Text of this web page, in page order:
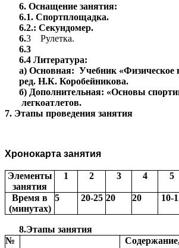
6. Оснащение занятия:
6.1. Спортплощадка.
6.2.: Секундомер.
6.3 Рулетка.
6.3
6.4 Литература:
а) Основная: Учебник «Физическое
ред. Н.К. Коробейникова.
б) Дополнительная: «Основы
легкоатлетов.
7. Этапы проведения занятия
Хронокарта занятия
Элементы
занятия
1 2 3 4 5
Время в
(минутах)
5 20-25 20 20 10-
8.Этапы занятия
№